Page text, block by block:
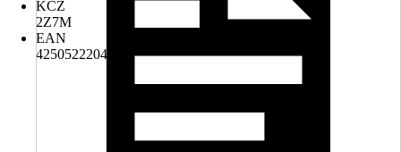
KČZ
2Z7M
EAN
4250522204745